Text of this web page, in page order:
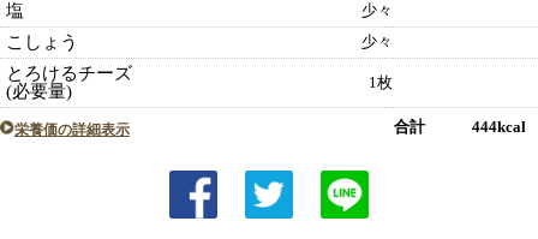
塩 少々
こしょう 少々
とろけるチーズ
(必要量)
1枚
栄養価の詳細表示 合計 444kcal